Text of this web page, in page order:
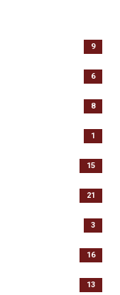
9
6
8
1
15
21
3
16
13